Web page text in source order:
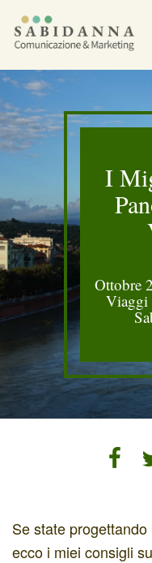
I
Ottobre
Viaggi
Se state
ecco i miei consigli